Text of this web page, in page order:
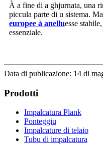
À a fine di a ghjurnata, una
piccula parte di u sistema.
europee à anelluesse
essenziale.
Data di publicazione: 14 di
Prodotti
Impalcatura Plank
Ponteggiu
Impalcature di telaio
Tubu di impalcatura